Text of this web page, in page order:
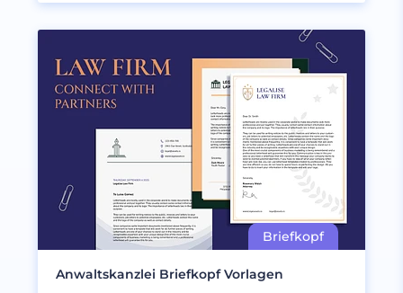
Anwaltskanzlei Briefkopf Vorlagen